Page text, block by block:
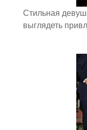
Стильная
выглядеть